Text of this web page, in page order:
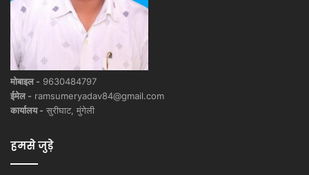
मोबाइल - 9630484797
ईमेल - ramsumeryadav84@gmail.com
कार्यालय - सुरीघाट, मुंगेली
हमसे जुड़े